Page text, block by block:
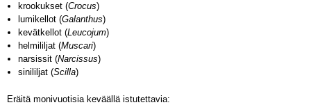
krookukset (Crocus)
lumikellot (Galanthus)
kevätkellot (Leucojum)
helmililjat (Muscari)
narsissit (Narcissus)
sinililjat (Scilla)
Eräitä monivuotisia keväällä istutettavia: